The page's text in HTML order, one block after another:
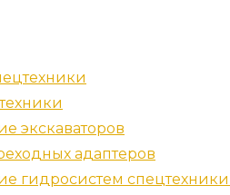
экскаваторов
адаптеров
гидросистем